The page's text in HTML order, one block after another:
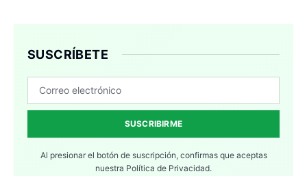
SUSCRÍBETE
SUSCRIBIRME
Al presionar el botón de suscripción, confirmas que aceptas
nuestra Política de Privacidad.